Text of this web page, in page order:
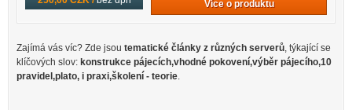
Více o produktu
Zajímá vás víc? Zde jsou tematické články z různých serverů, týkající se
klíčových slov: konstrukce pájecích,vhodné pokovení,výběr pájecího,10
pravidel,plato, i praxi,školení - teorie.